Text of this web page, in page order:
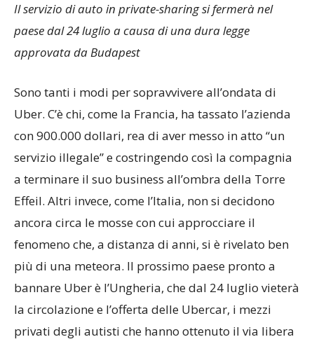
Il servizio di auto in private-sharing si fermerà nel
paese dal 24 luglio a causa di una dura legge
approvata da Budapest
Sono tanti i modi per sopravvivere all’ondata di
Uber. C’è chi, come la Francia, ha tassato l’azienda
con 900.000 dollari, rea di aver messo in atto “un
servizio illegale” e costringendo così la compagnia
a terminare il suo business all’ombra della Torre
Effeil. Altri invece, come l’Italia, non si decidono
ancora circa le mosse con cui approcciare il
fenomeno che, a distanza di anni, si è rivelato ben
più di una meteora. Il prossimo paese pronto a
bannare Uber è l’Ungheria, che dal 24 luglio vieterà
la circolazione e l’offerta delle Ubercar, i mezzi
privati degli autisti che hanno ottenuto il via libera